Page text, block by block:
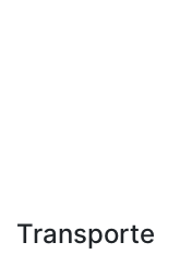
Transporte